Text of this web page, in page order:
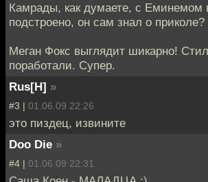
Камрады, как думаете, с Еминемом
подстроено, он сам знал о приколе?
Меган Фокс выглядит шикарно!
поработали. Супер.
Rus[H] »
#3 | 01.06.09 22:26
это пиздец, извините
Doo Die »
#4 | 01.06.09 22:31